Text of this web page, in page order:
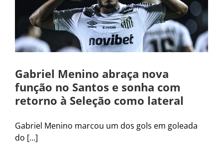
Gabriel Menino abraça nova
função no Santos e sonha com
retorno à Seleção como lateral
Gabriel Menino marcou um dos gols em goleada
do [...]